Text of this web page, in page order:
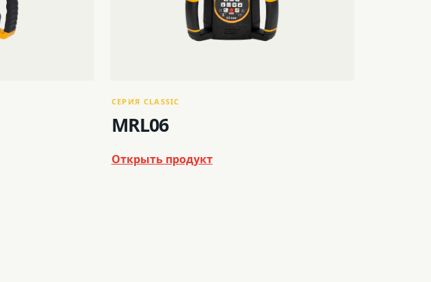
СЕРИЯ CLASSIC
MRL06
Открыть продукт